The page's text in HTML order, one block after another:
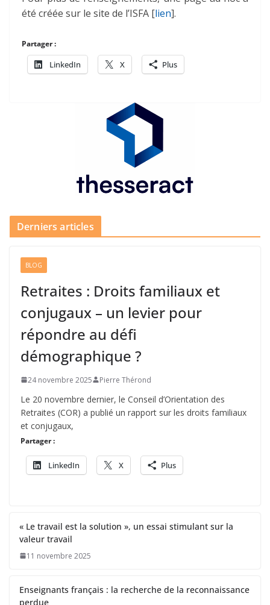
été créée sur le site de l’ISFA [lien].
Partager :
LinkedIn X Plus
Derniers articles
BLOG
Retraites : Droits familiaux et
conjugaux – un levier pour
répondre au défi
démographique ?
24 novembre 2025 Pierre Thérond
Le 20 novembre dernier, le Conseil d’Orientation des
Retraites (COR) a publié un rapport sur les droits familiaux
et conjugaux,
Partager :
LinkedIn X Plus
« Le travail est la solution », un essai stimulant sur la
valeur travail
11 novembre 2025
Enseignants français : la recherche de la reconnaissance
perdue